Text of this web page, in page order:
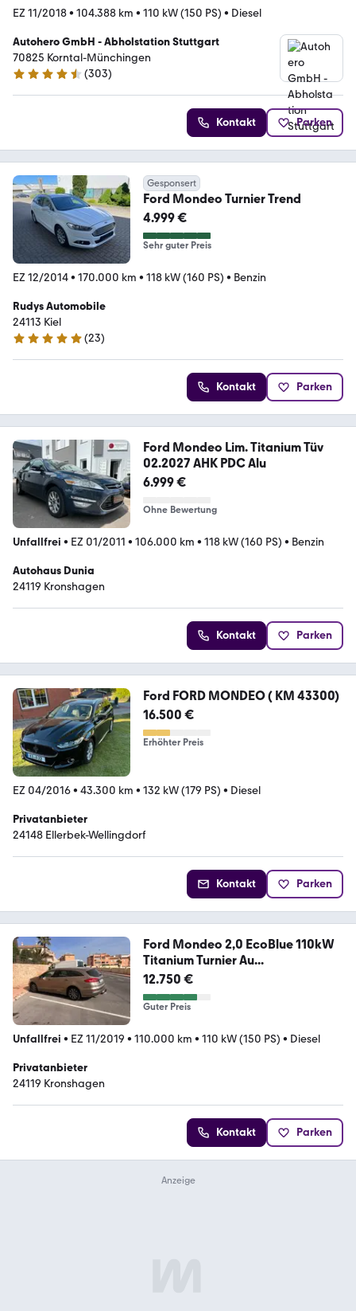
EZ 11/2018• 104.388 km • 110 kW (150 PS) • Diesel
Autohero GmbH - Abholstation Stuttgart
70825 Korntal-Münchingen
4.4 Sterne
(303)
Kontakt Parken
Gesponsert
Ford Mondeo Turnier Trend
4.999 €
Sehr guter Preis
EZ 12/2014• 170.000 km • 118 kW (160 PS) • Benzin
Rudys Automobile
24113 Kiel
5 Sterne
(23)
Kontakt Parken
Ford Mondeo Lim. Titanium Tüv
02.2027 AHK PDC Alu
6.999 €
Ohne Bewertung
Unfallfrei • EZ 01/2011 • 106.000 km • 118 kW (160 PS) • Benzin
Autohaus Dunia
24119 Kronshagen
Kontakt Parken
Ford FORD MONDEO ( KM 43300)
16.500 €
Erhöhter Preis
EZ 04/2016• 43.300 km • 132 kW (179 PS) • Diesel
Privatanbieter
24148 Ellerbek-Wellingdorf
Kontakt Parken
Ford Mondeo 2,0 EcoBlue 110kW
Titanium Turnier Au...
12.750 €
Guter Preis
Unfallfrei • EZ 11/2019 • 110.000 km • 110 kW (150 PS) • Diesel
Privatanbieter
24119 Kronshagen
Kontakt Parken